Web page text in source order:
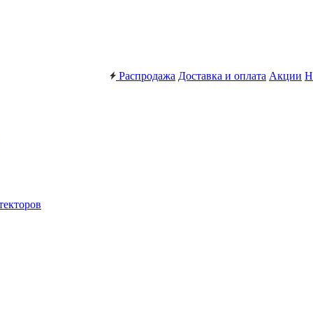
Распродажа Доставка и оплата Акции